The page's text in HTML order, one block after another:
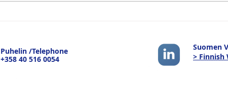
keskustelu Joensuussa
Puhelin /Telephone
+358 40 516 0054
Suomen
> Finnish